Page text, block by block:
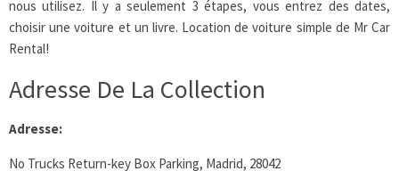
nous utilisez. Il y a seulement 3 étapes, vous entrez des dates,
choisir une voiture et un livre. Location de voiture simple de Mr Car
Rental!
Adresse De La Collection
Adresse:
No Trucks Return-key Box Parking, Madrid, 28042